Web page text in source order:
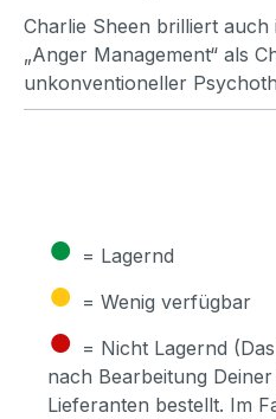
Charlie Sheen brilliert
„Anger Management“ als
unkonventioneller
● = Lagernd
● = Wenig verfügbar
● = Nicht Lagernd
nach Bearbeitung
Lieferanten bestellt. Im